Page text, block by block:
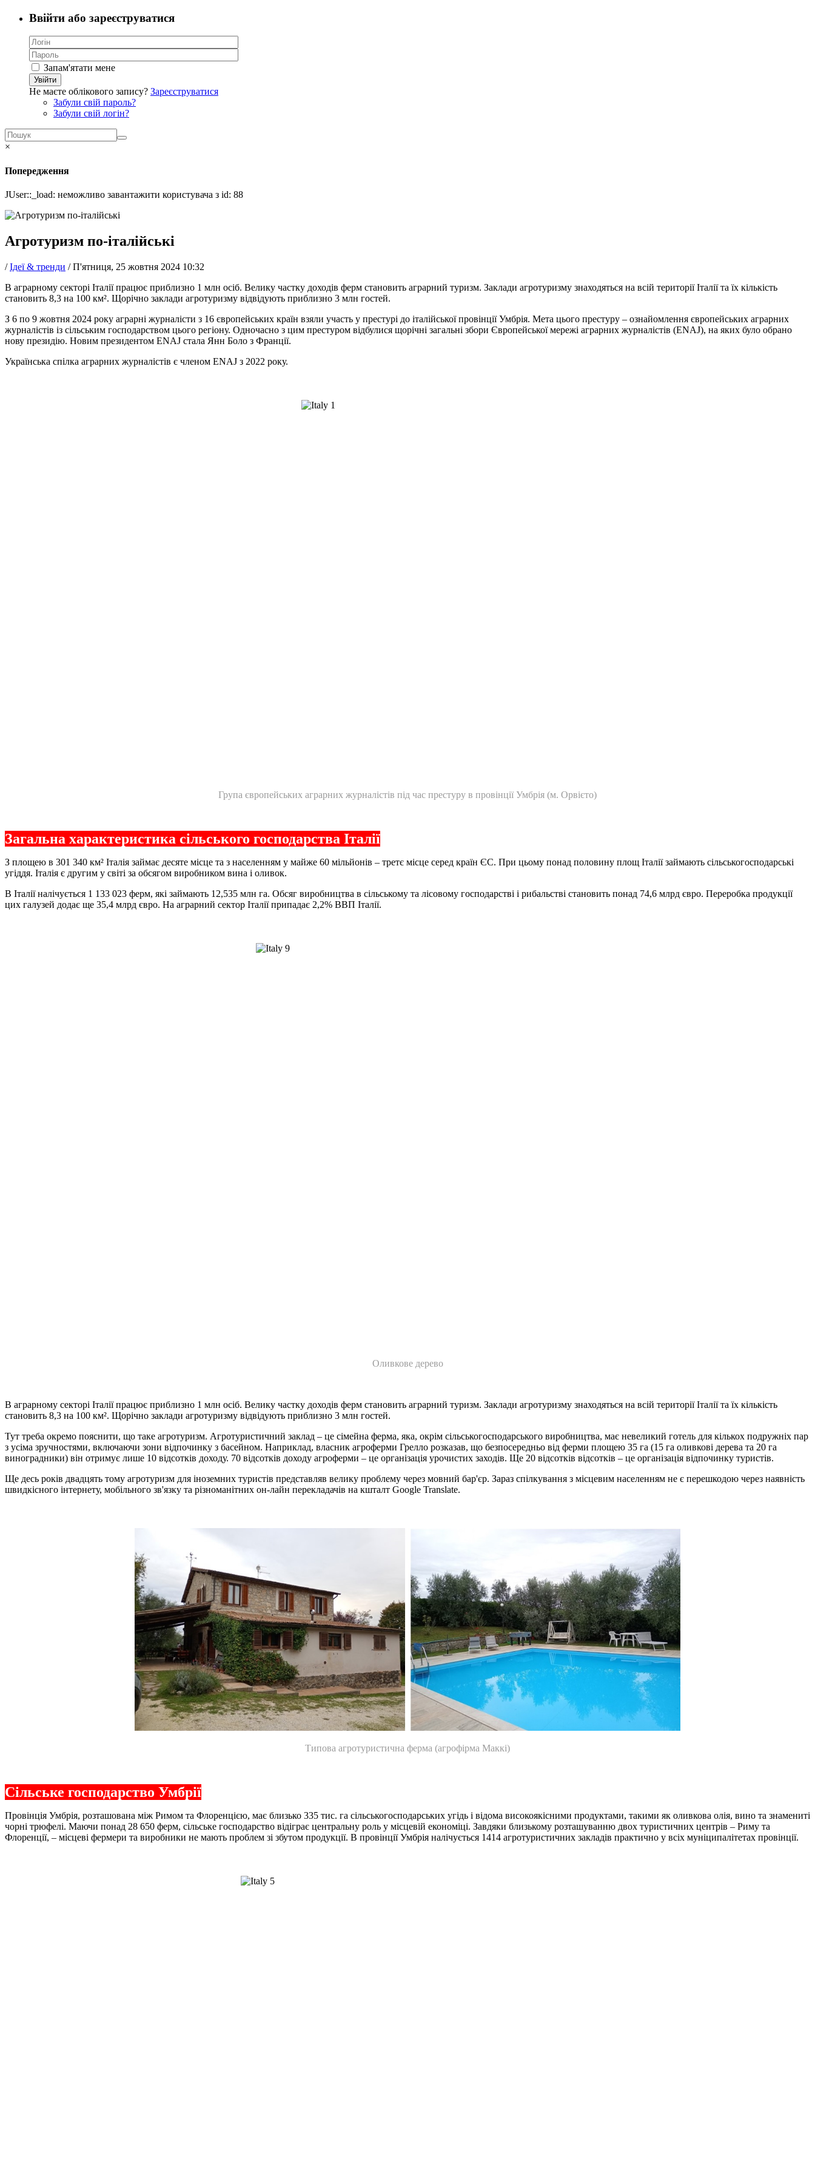
Ввійти або зареєструватися
Запам'ятати мене
Увійти
Не маєте облікового запису? Зареєструватися
Забули свій пароль?
Забули свій логін?
×
Попередження
JUser::_load: неможливо завантажити користувача з id: 88
Агротуризм по-італійські
/ Ідеї & тренди /П'ятниця, 25 жовтня 2024 10:32
В аграрному секторі Італії працює приблизно 1 млн осіб. Велику частку доходів ферм становить аграрний туризм. Заклади агротуризму знаходяться на всій території Італії та їх кількість
становить 8,3 на 100 км². Щорічно заклади агротуризму відвідують приблизно 3 млн гостей.
З 6 по 9 жовтня 2024 року аграрні журналісти з 16 європейських країн взяли участь у престурі до італійської провінції Умбрія. Мета цього престуру – ознайомлення європейських аграрних
журналістів із сільським господарством цього регіону. Одночасно з цим престуром відбулися щорічні загальні збори Європейської мережі аграрних журналістів (ENAJ), на яких було обрано
нову президію. Новим президентом ENAJ стала Янн Боло з Франції.
Українська спілка аграрних журналістів є членом ENAJ з 2022 року.
Група європейських аграрних журналістів під час престуру в провінції Умбрія (м. Орвієто)
Загальна характеристика сільського господарства Італії
З площею в 301 340 км² Італія займає десяте місце та з населенням у майже 60 мільйонів – третє місце серед країн ЄС. При цьому понад половину площ Італії займають сільськогосподарські
угіддя. Італія є другим у світі за обсягом виробником вина і оливок.
В Італії налічується 1 133 023 ферм, які займають 12,535 млн га. Обсяг виробництва в сільському та лісовому господарстві і рибальстві становить понад 74,6 млрд євро. Переробка продукції
цих галузей додає ще 35,4 млрд євро. На аграрний сектор Італії припадає 2,2% ВВП Італії.
Оливкове дерево
В аграрному секторі Італії працює приблизно 1 млн осіб. Велику частку доходів ферм становить аграрний туризм. Заклади агротуризму знаходяться на всій території Італії та їх кількість
становить 8,3 на 100 км². Щорічно заклади агротуризму відвідують приблизно 3 млн гостей.
Тут треба окремо пояснити, що таке агротуризм. Агротуристичний заклад – це сімейна ферма, яка, окрім сільськогосподарського виробництва, має невеликий готель для кількох подружніх пар
з усіма зручностями, включаючи зони відпочинку з басейном. Наприклад, власник агроферми Грелло розказав, що безпосередньо від ферми площею 35 га (15 га оливкові дерева та 20 га
виноградники) він отримує лише 10 відсотків доходу. 70 відсотків доходу агроферми – це організація урочистих заходів. Ще 20 відсотків відсотків – це організація відпочинку туристів.
Ще десь років двадцять тому агротуризм для іноземних туристів представляв велику проблему через мовний бар'єр. Зараз спілкування з місцевим населенням не є перешкодою через наявність
швидкісного інтернету, мобільного зв'язку та різноманітних он-лайн перекладачів на кшталт Google Translate.
Типова агротуристична ферма (агрофірма Маккі)
Сільське господарство Умбрії
Провінція Умбрія, розташована між Римом та Флоренцією, має близько 335 тис. га сільськогосподарських угідь і відома високоякісними продуктами, такими як оливкова олія, вино та знамениті
чорні трюфелі. Маючи понад 28 650 ферм, сільське господарство відіграє центральну роль у місцевій економіці. Завдяки близькому розташуванню двох туристичних центрів – Риму та
Флоренції, – місцеві фермери та виробники не мають проблем зі збутом продукції. В провінції Умбрія налічується 1414 агротуристичних закладів практично у всіх муніципалітетах провінції.